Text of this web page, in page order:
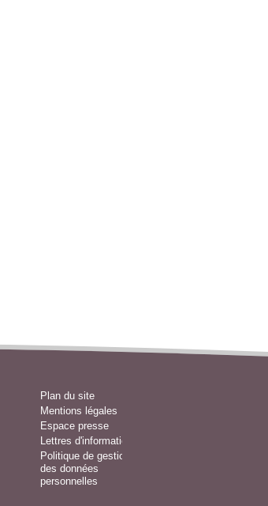
Plan du site
Mentions légales
Espace presse
Lettres d'information
Politique de gestion
des données
personnelles